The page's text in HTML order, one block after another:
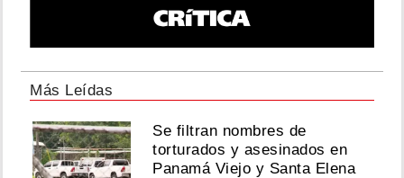
Más Leídas
Se filtran nombres de
torturados y asesinados en
Panamá Viejo y Santa Elena